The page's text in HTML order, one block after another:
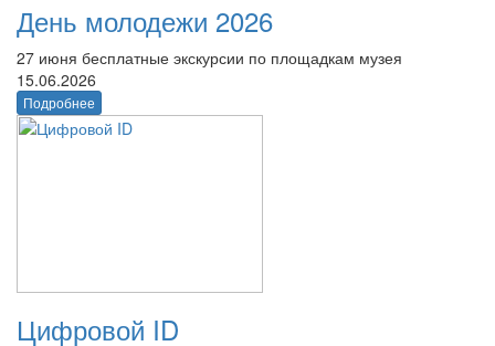
День молодежи 2026
27 июня бесплатные экскурсии по площадкам музея
15.06.2026
Подробнее
Цифровой ID